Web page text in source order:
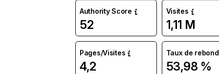
Authority Score
52
Visites
1,11 M
Pages/Visites
4,2
Taux de rebond
53,98 %